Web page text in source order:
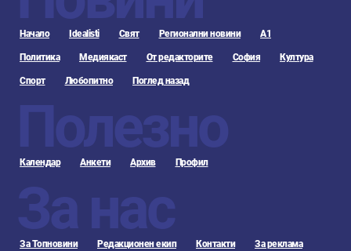
Начало Idealisti Свят Регионални новини А1
Политика Медиякаст От редакторите София Култура
Спорт Любопитно Поглед назад
Полезно
Календар Анкети Архив Профил
За нас
За Топновини Редакционен екип Контакти За реклама